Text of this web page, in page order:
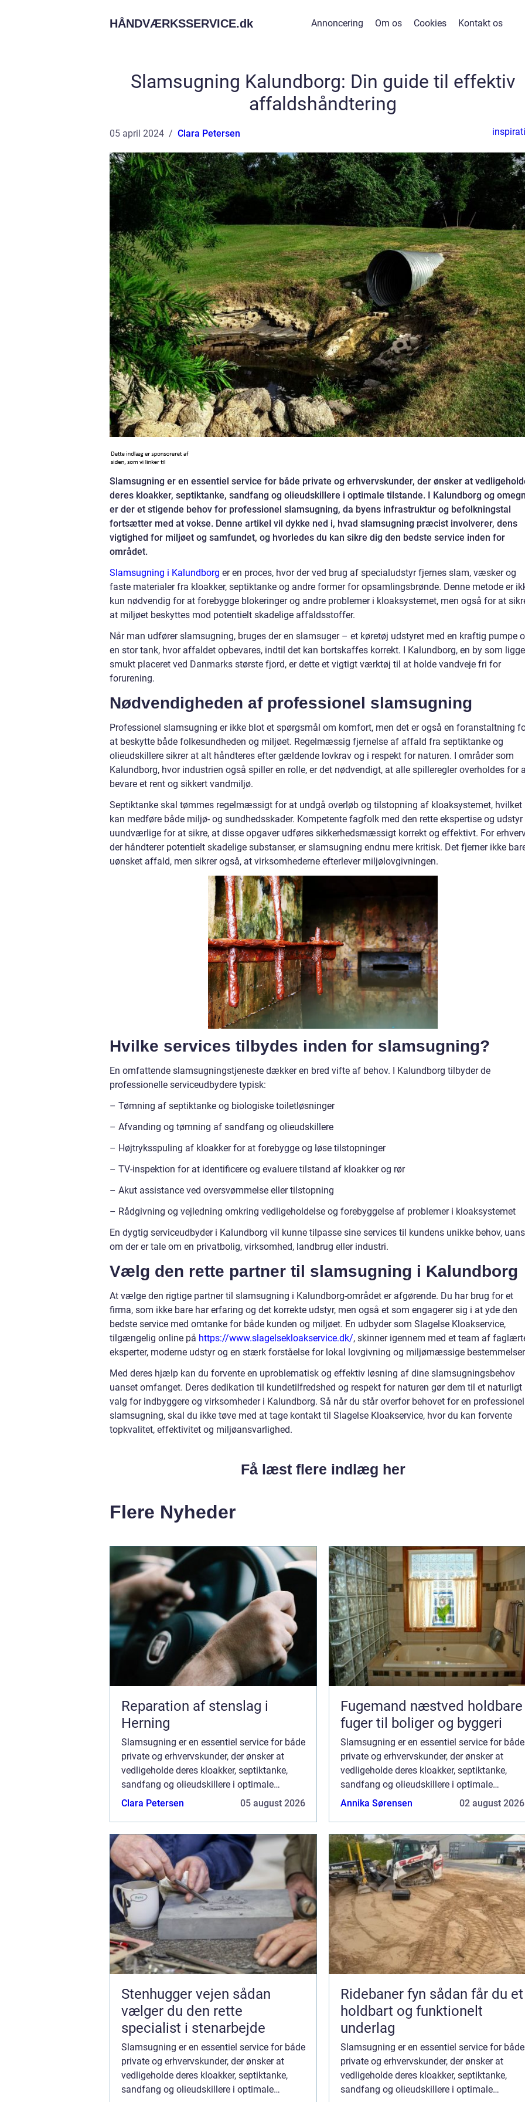
HÅNDVÆRKSSERVICE.dk Annoncering Om os Cookies Kontakt os
Slamsugning Kalundborg: Din guide til effektiv
affaldshåndtering
05 april 2024 Clara Petersen
Slamsugning er en essentiel service for både private og erhvervskunder, der ønsker at
deres kloakker, septiktanke, sandfang og olieudskillere i optimale tilstande. I Kalundborg og
er der et stigende behov for professionel slamsugning, da byens infrastruktur og befolkningstal
fortsætter med at vokse. Denne artikel vil dykke ned i, hvad slamsugning præcist involverer, dens
vigtighed for miljøet og samfundet, og hvorledes du kan sikre dig den bedste service inden for
området.
Slamsugning i Kalundborg er en proces, hvor der ved brug af specialudstyr fjernes slam, væsker og
faste materialer fra kloakker, septiktanke og andre former for opsamlingsbrønde. Denne metode er
kun nødvendig for at forebygge blokeringer og andre problemer i kloaksystemet, men også for at
at miljøet beskyttes mod potentielt skadelige affaldsstoffer.
Når man udfører slamsugning, bruges der en slamsuger – et køretøj udstyret med en kraftig pumpe
en stor tank, hvor affaldet opbevares, indtil det kan bortskaffes korrekt. I Kalundborg, en by som
smukt placeret ved Danmarks største fjord, er dette et vigtigt værktøj til at holde vandveje fri for
forurening.
Nødvendigheden af professionel slamsugning
Professionel slamsugning er ikke blot et spørgsmål om komfort, men det er også en foranstaltning
at beskytte både folkesundheden og miljøet. Regelmæssig fjernelse af affald fra septiktanke og
olieudskillere sikrer at alt håndteres efter gældende lovkrav og i respekt for naturen. I områder som
Kalundborg, hvor industrien også spiller en rolle, er det nødvendigt, at alle spilleregler overholdes for
bevare et rent og sikkert vandmiljø.
Septiktanke skal tømmes regelmæssigt for at undgå overløb og tilstopning af kloaksystemet, hvilket
kan medføre både miljø- og sundhedsskader. Kompetente fagfolk med den rette ekspertise og udstyr
uundværlige for at sikre, at disse opgaver udføres sikkerhedsmæssigt korrekt og effektivt. For
der håndterer potentielt skadelige substanser, er slamsugning endnu mere kritisk. Det fjerner ikke
uønsket affald, men sikrer også, at virksomhederne efterlever miljølovgivningen.
Hvilke services tilbydes inden for slamsugning?
En omfattende slamsugningstjeneste dækker en bred vifte af behov. I Kalundborg tilbyder de
professionelle serviceudbydere typisk:
– Tømning af septiktanke og biologiske toiletløsninger
– Afvanding og tømning af sandfang og olieudskillere
– Højtryksspuling af kloakker for at forebygge og løse tilstopninger
– TV-inspektion for at identificere og evaluere tilstand af kloakker og rør
– Akut assistance ved oversvømmelse eller tilstopning
– Rådgivning og vejledning omkring vedligeholdelse og forebyggelse af problemer i kloaksystemet
En dygtig serviceudbyder i Kalundborg vil kunne tilpasse sine services til kundens unikke behov,
om der er tale om en privatbolig, virksomhed, landbrug eller industri.
Vælg den rette partner til slamsugning i Kalundborg
At vælge den rigtige partner til slamsugning i Kalundborg-området er afgørende. Du har brug for et
firma, som ikke bare har erfaring og det korrekte udstyr, men også et som engagerer sig i at yde den
bedste service med omtanke for både kunden og miljøet. En udbyder som Slagelse Kloakservice,
tilgængelig online på https://www.slagelsekloakservice.dk/, skinner igennem med et team af
eksperter, moderne udstyr og en stærk forståelse for lokal lovgivning og miljømæssige
Med deres hjælp kan du forvente en uproblematisk og effektiv løsning af dine slamsugningsbehov
uanset omfanget. Deres dedikation til kundetilfredshed og respekt for naturen gør dem til et naturligt
valg for indbyggere og virksomheder i Kalundborg. Så når du står overfor behovet for en professionel
slamsugning, skal du ikke tøve med at tage kontakt til Slagelse Kloakservice, hvor du kan forvente
topkvalitet, effektivitet og miljøansvarlighed.
Få læst flere indlæg her
Flere Nyheder
Reparation af stenslag i
Herning
Slamsugning er en essentiel service for både
private og erhvervskunder, der ønsker at
vedligeholde deres kloakker, septiktanke,
sandfang og olieudskillere i optimale
tilstande. I Kalundborg og omegn er der et
Clara Petersen 05 august 2026
Fugemand næstved holdbare
fuger til boliger og byggeri
Slamsugning er en essentiel service for både
private og erhvervskunder, der ønsker at
vedligeholde deres kloakker, septiktanke,
sandfang og olieudskillere i optimale
tilstande. I Kalundborg og omegn er der et
Annika Sørensen 02 august 2026
Stenhugger vejen sådan
vælger du den rette
specialist i stenarbejde
Slamsugning er en essentiel service for både
private og erhvervskunder, der ønsker at
vedligeholde deres kloakker, septiktanke,
sandfang og olieudskillere i optimale
Ridebaner fyn sådan får du et
holdbart og funktionelt
underlag
Slamsugning er en essentiel service for både
private og erhvervskunder, der ønsker at
vedligeholde deres kloakker, septiktanke,
sandfang og olieudskillere i optimale